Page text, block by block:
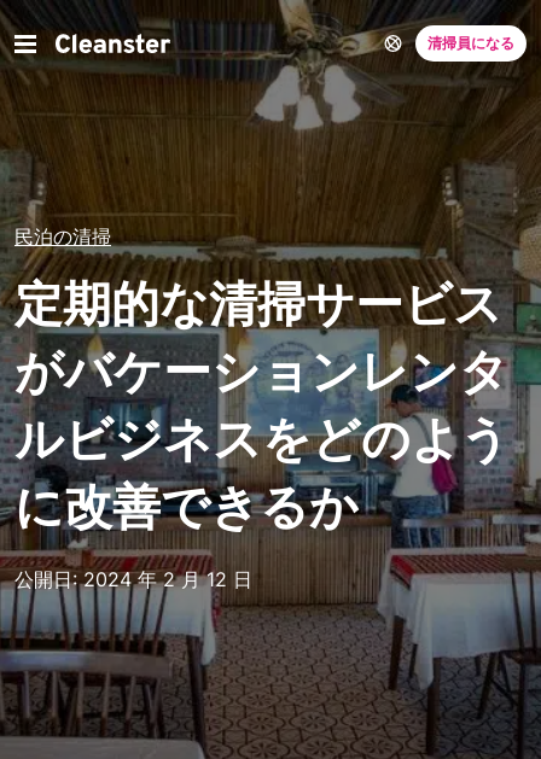
清掃員になる
民泊の清掃
定期的な清掃サービス
がバケーションレンタ
ルビジネスをどのよう
に改善できるか
公開日: 2024 年 2 月 12 日